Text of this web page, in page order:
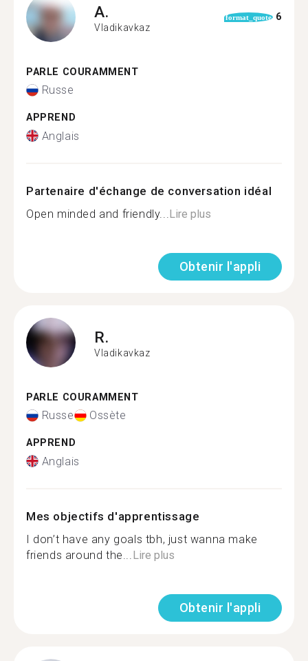
A.
Vladikavkaz
format_quote 6
PARLE COURAMMENT
Russe
APPREND
Anglais
Partenaire d'échange de conversation idéal
Open minded and friendly... Lire plus
Obtenir l'appli
R.
Vladikavkaz
PARLE COURAMMENT
Russe Ossète
APPREND
Anglais
Mes objectifs d'apprentissage
I don’t have any goals tbh, just wanna make
friends around the... Lire plus
Obtenir l'appli